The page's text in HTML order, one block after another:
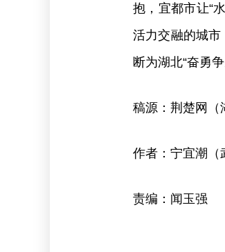
抱，宜都市让“
活力交融的城市
断为湖北“奋勇
稿源：荆楚网（
作者：宁宜潮（
责编：闻玉强